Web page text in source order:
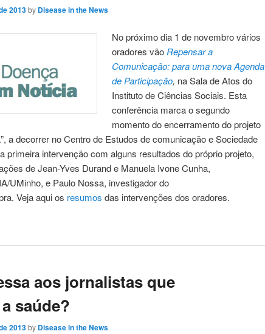
2013by Disease in the News
No próximo dia 1 de novembro vários
oradores vãoRepensar a
Comunicação: para uma nova Agenda
de Participação, na Sala de Atos do
Instituto de Ciências Sociais. Esta
conferência marca o segundo
momento do encerramento do projeto
a decorrer no Centro de Estudos de comunicação e Sociedade
primeira intervenção com alguns resultados do próprio projeto,
de Jean-Yves Durand e Manuela Ivone Cunha,
UMinho, e Paulo Nossa, investigador do
Veja aqui os resumos das intervenções dos oradores.
aos jornalistas que
saúde?
2013by Disease in the News